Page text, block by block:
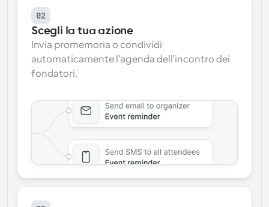
02
Scegli la tua azione
Invia promemoria o condividi
automaticamente l'agenda dell'incontro dei
fondatori.